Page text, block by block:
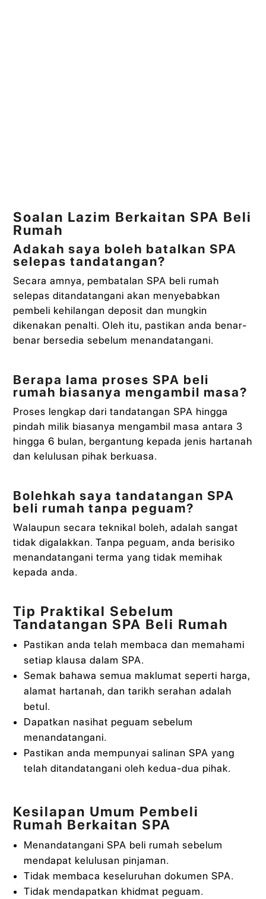
Soalan Lazim Berkaitan SPA Beli
Rumah
Adakah saya boleh batalkan SPA
selepas tandatangan?
Secara amnya, pembatalan SPA beli rumah
selepas ditandatangani akan menyebabkan
pembeli kehilangan deposit dan mungkin
dikenakan penalti. Oleh itu, pastikan anda benar-
benar bersedia sebelum menandatangani.
Berapa lama proses SPA beli
rumah biasanya mengambil masa?
Proses lengkap dari tandatangan SPA hingga
pindah milik biasanya mengambil masa antara 3
hingga 6 bulan, bergantung kepada jenis hartanah
dan kelulusan pihak berkuasa.
Bolehkah saya tandatangan SPA
beli rumah tanpa peguam?
Walaupun secara teknikal boleh, adalah sangat
tidak digalakkan. Tanpa peguam, anda berisiko
menandatangani terma yang tidak memihak
kepada anda.
Tip Praktikal Sebelum
Tandatangan SPA Beli Rumah
Pastikan anda telah membaca dan memahami
setiap klausa dalam SPA.
Semak bahawa semua maklumat seperti harga,
alamat hartanah, dan tarikh serahan adalah
betul.
Dapatkan nasihat peguam sebelum
menandatangani.
Pastikan anda mempunyai salinan SPA yang
telah ditandatangani oleh kedua-dua pihak.
Kesilapan Umum Pembeli
Rumah Berkaitan SPA
Menandatangani SPA beli rumah sebelum
mendapat kelulusan pinjaman.
Tidak membaca keseluruhan dokumen SPA.
Tidak mendapatkan khidmat peguam.